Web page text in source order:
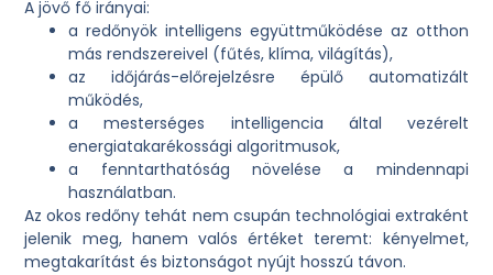
A jövő fő irányai:
a redőnyök intelligens együttműködése az otthon
más rendszereivel (fűtés, klíma, világítás),
az időjárás-előrejelzésre épülő automatizált
működés,
a mesterséges intelligencia által vezérelt
energiatakarékossági algoritmusok,
a fenntarthatóság növelése a mindennapi
használatban.
Az okos redőny tehát nem csupán technológiai extraként
jelenik meg, hanem valós értéket teremt: kényelmet,
megtakarítást és biztonságot nyújt hosszú távon.